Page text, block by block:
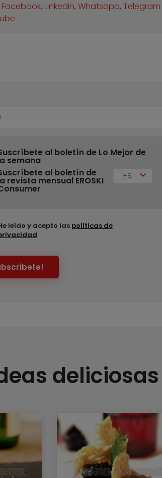
Facebook, Linkedin,Whatsapp,Telegram
al boletín de Lo Mejor de
semana
al boletín de
revista mensual EROSKI ES
leído y acepto las políticas de
deliciosas